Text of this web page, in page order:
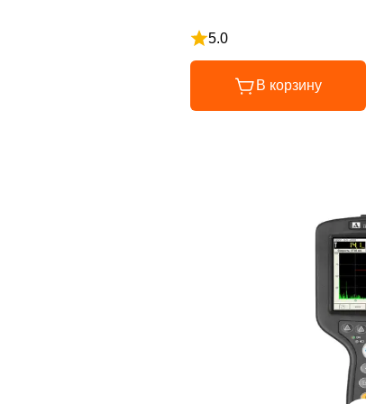
5.0
Рейтинг 5 из 5
В корзину